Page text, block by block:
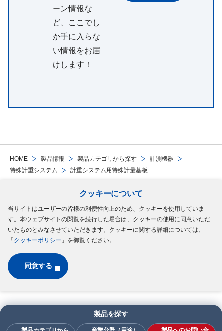
クッキーについて
当サイトはユーザーの皆様の利便性向上のため、クッキーを使用していま
す。本ウェブサイトの閲覧を続行した場合は、クッキーの使用に同意いただ
いたものとみなさせていただきます。クッキーに関する詳細については、
「 クッキーポリシー 」を御覧ください。
同意する
HOME 製品情報 製品カテゴリから探す
計測機器
特殊計重システム
計重システム用特殊計量基板
製品を探す
ーン情報な
ど、ここでし
か手に入らな
い情報をお届
けします！
サイトマップご利用規約個人情報の保護についてクッキーポリシー
ソーシャルメディアポリシー
Copyright © MinebeaMitsumi Inc. All rights reserved.​